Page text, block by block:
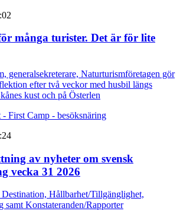
många turister. Det är för lite
generalsekreterare, Naturturismföretagen gör
efter två veckor med husbil längs
kust och på Österlen
av nyheter om svensk
vecka 31 2026
Hållbarhet/Tillgänglighet,
samt Konstateranden/Rapporter